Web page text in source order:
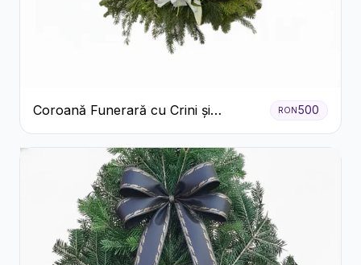
Coroană Funerară cu Crini și
Garoafe Albe
RON500